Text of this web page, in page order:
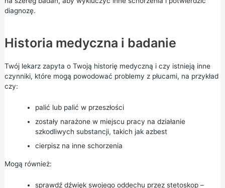
diagnozę.
Historia medyczna i badanie
Twój lekarz zapyta o Twoją historię medyczną i czy istnieją inne
czynniki, które mogą powodować problemy z płucami, na przykład
czy:
palić lub palić w przeszłości
zostały narażone w miejscu pracy na działanie
szkodliwych substancji, takich jak azbest
cierpisz na inne schorzenia
Mogą również:
sprawdź dźwięk swojego oddechu przez stetoskop –